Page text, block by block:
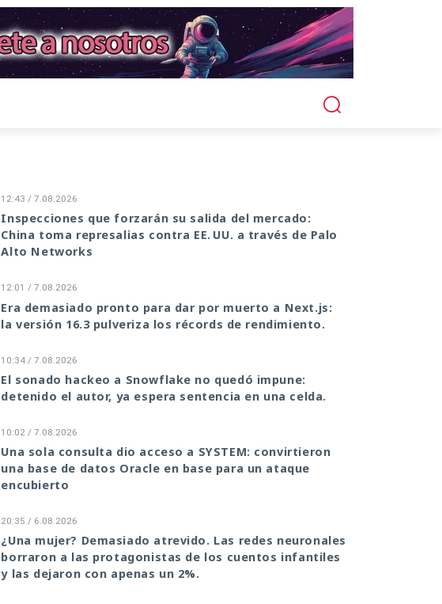
12:43 / 7.08.2026
Inspecciones que forzarán su salida del mercado:
China toma represalias contra EE. UU. a través de Palo
Alto Networks
12:01 / 7.08.2026
Era demasiado pronto para dar por muerto a Next.js:
la versión 16.3 pulveriza los récords de rendimiento.
10:34 / 7.08.2026
El sonado hackeo a Snowflake no quedó impune:
detenido el autor, ya espera sentencia en una celda.
10:02 / 7.08.2026
Una sola consulta dio acceso a SYSTEM: convirtieron
una base de datos Oracle en base para un ataque
encubierto
20:35 / 6.08.2026
¿Una mujer? Demasiado atrevido. Las redes neuronales
borraron a las protagonistas de los cuentos infantiles
y las dejaron con apenas un 2%.